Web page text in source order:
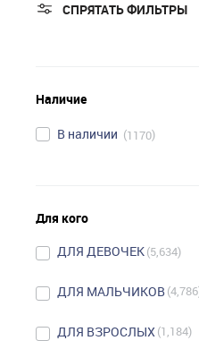
СПРЯТАТЬ ФИЛЬТРЫ
Наличие
В наличии 1170
Для кого
ДЛЯ ДЕВОЧЕК 5,634
ДЛЯ МАЛЬЧИКОВ 4,786
ДЛЯ ВЗРОСЛЫХ 1,184